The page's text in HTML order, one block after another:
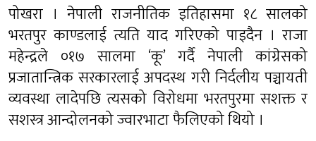
पोखरा । नेपाली राजनीतिक इतिहासमा १८ सालको
भरतपुर काण्डलाई त्यति याद गरिएको पाइदैन । राजा
महेन्द्रले ०१७ सालमा ‘कू’ गर्दै नेपाली कांग्रेसको
प्रजातान्त्रिक सरकारलाई अपदस्थ गरी निर्दलीय पञ्चायती
व्यवस्था लादेपछि त्यसको विरोधमा भरतपुरमा सशक्त र
सशस्त्र आन्दोलनको ज्वारभाटा फैलिएको थियो ।